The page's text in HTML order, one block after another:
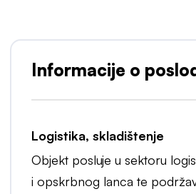
Informacije o
Logistika, skladištenje
Objekt posluje u sektoru
i opskrbnog lanca te